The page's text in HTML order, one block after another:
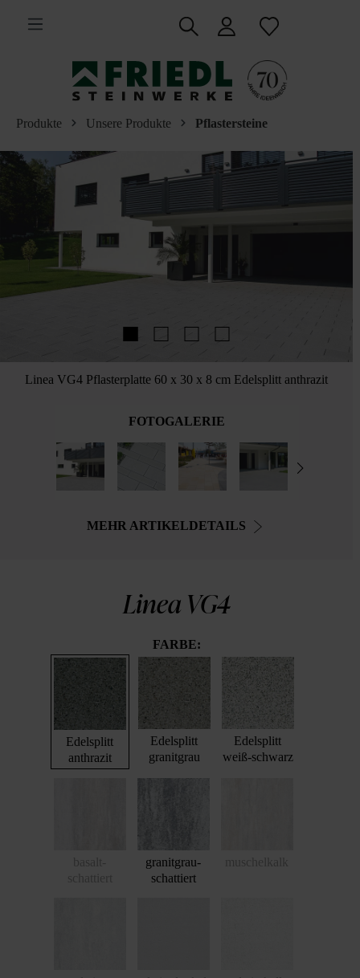
springen
Produkte Unsere Produkte Pflastersteine
Linea VG4 Pflasterplatte 60 x 30 x 8 cm Edelsplitt anthrazit
FOTOGALERIE
MEHR ARTIKELDETAILS
Linea VG4
FARBE:
Edelsplitt
anthrazit
Edelsplitt
granitgrau
Edelsplitt
weiß-schwarz
granitgrau-
schattiert